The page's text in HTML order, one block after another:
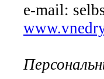
e-mail: